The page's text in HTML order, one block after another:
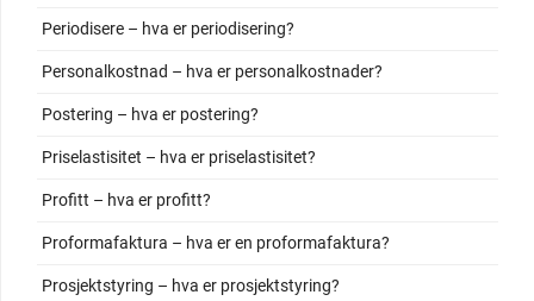
Periodisere – hva er periodisering?
Personalkostnad – hva er personalkostnader?
Postering – hva er postering?
Priselastisitet – hva er priselastisitet?
Profitt – hva er profitt?
Proformafaktura – hva er en proformafaktura?
Prosjektstyring – hva er prosjektstyring?